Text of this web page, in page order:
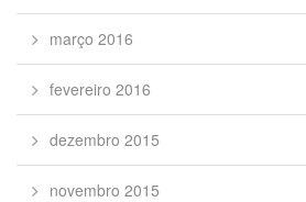
março 2016
fevereiro 2016
dezembro 2015
novembro 2015